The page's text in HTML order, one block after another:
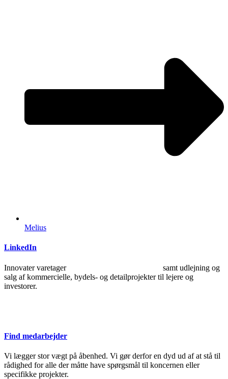
Melius
LinkedIn
Innovater varetager
samt udlejning og
salg af kommercielle, bydels- og detailprojekter til lejere og
investorer.
Find medarbejder
Vi lægger stor vægt på åbenhed. Vi gør derfor en dyd ud af at stå til
rådighed for alle der måtte have spørgsmål til koncernen eller
specifikke projekter.